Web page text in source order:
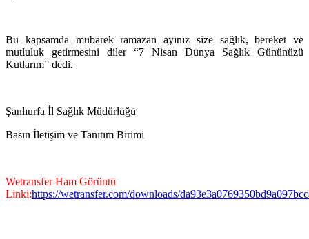
Bu kapsamda mübarek ramazan ayınız size sağlık, bereket ve
mutluluk getirmesini diler “7 Nisan Dünya Sağlık Gününüzü
Kutlarım” dedi.
Şanlıurfa İl Sağlık Müdürlüğü
Basın İletişim ve Tanıtım Birimi
Wetransfer Ham Görüntü
Linki:https://wetransfer.com/downloads/